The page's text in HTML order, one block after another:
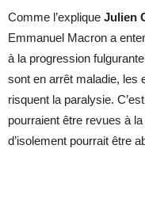
Comme l’explique Julien
Emmanuel Macron a
à la progression
sont en arrêt maladie, les
risquent la paralysie.
pourraient être revues à
d’isolement pourrait être